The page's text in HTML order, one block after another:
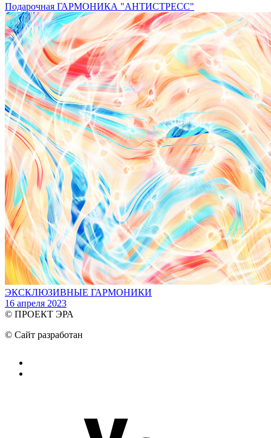
Подарочная ГАРМОНИКА "АНТИСТРЕСС"
ЭКСКЛЮЗИВНЫЕ ГАРМОНИКИ
16 апреля 2023
© ПРОЕКТ ЭРА
© Сайт разработан